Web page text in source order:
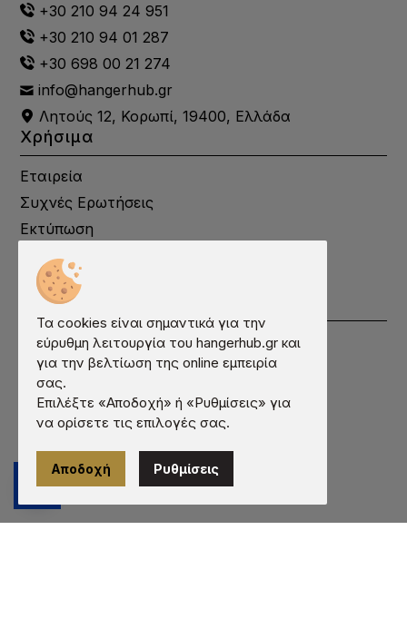
+30 210 94 24 951
+30 210 94 01 287
+30 698 00 21 274
info@hangerhub.gr
Λητούς 12, Κορωπί, 19400, Ελλάδα
Χρήσιμα
Εταιρεία
Συχνές Ερωτήσεις
Εκτύπωση
Κατάλογος
Επικοινωνία
Πληροφορίες
Όροι χρήσης
Προστασία προσωπικών δεδομένων
Πληροφορίες cookies
Τρόποι πληρωμής
Εγγύηση - Επιστροφές
Τα cookies είναι σημαντικά για την
εύρυθμη λειτουργία του hangerhub.gr και
για την βελτίωση της online εμπειρία
σας.
Επιλέξτε «Αποδοχή» ή «Ρυθμίσεις» για
να ορίσετε τις επιλογές σας.
Αποδοχή Ρυθμίσεις